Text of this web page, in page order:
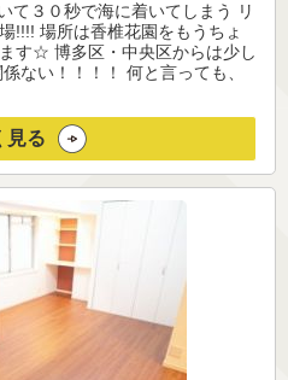
て３０秒で海に着いてしまう リ
!!!! 場所は香椎花園をもうちょ
す☆ 博多区・中央区からは少し
ない！！！！ 何と言っても、
見る